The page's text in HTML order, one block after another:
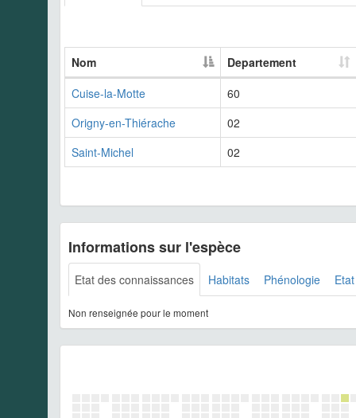
Nom
Departement
Cuise-la-Motte
60
Origny-en-Thiérache
02
Saint-Michel
02
Informations sur l'espèce
Etat des connaissances Habitats Phénologie
Non renseignée pour le moment